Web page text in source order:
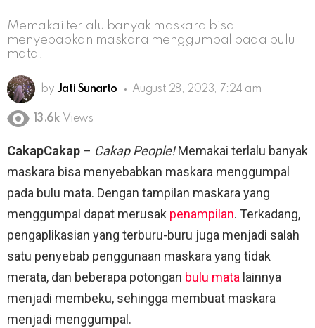
Memakai terlalu banyak maskara bisa
menyebabkan maskara menggumpal pada bulu
mata.
by Jati Sunarto August 28, 2023, 7:24 am
13.6k Views
CakapCakap – Cakap People!Memakai terlalu banyak
maskara bisa menyebabkan maskara menggumpal
pada bulu mata. Dengan tampilan maskara yang
menggumpal dapat merusak penampilan. Terkadang,
pengaplikasian yang terburu-buru juga menjadi salah
satu penyebab penggunaan maskara yang tidak
merata, dan beberapa potongan bulu mata lainnya
menjadi membeku, sehingga membuat maskara
menjadi menggumpal.